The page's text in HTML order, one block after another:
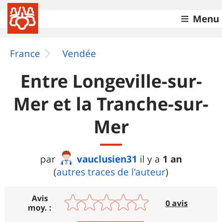
Menu
France Vendée
Entre Longeville-sur-
Mer et la Tranche-sur-
Mer
par vauclusien31 il y a 1 an
(autres traces de l'auteur)
Avis
moy. :
0 avis